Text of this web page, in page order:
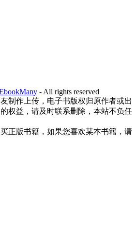
- All rights reserved
制作上传，电子书版权归原作者或出
权益，请及时联系删除，本站不负任
正版书籍，如果您喜欢某本书籍，请